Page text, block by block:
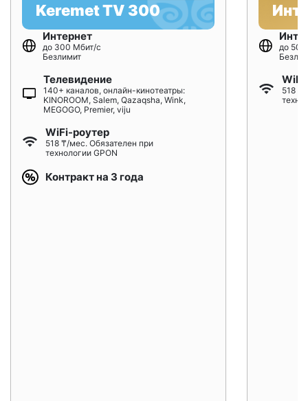
Keremet TV 300
Интернет
до 300 Мбит/с
Безлимит
Телевидение
140+ каналов, онлайн-кинотеатры:
KINOROOM, Salem, Qazaqsha, Wink,
MEGOGO, Premier, viju
WiFi-роутер
518 ₸/мес. Обязателен при
технологии GPON
Контракт на 3 года
до
518